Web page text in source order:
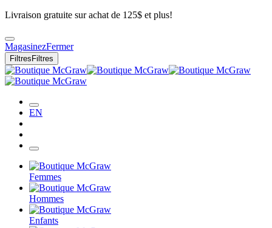
Livraison gratuite sur achat de 125$ et plus!
MagasinezFermer
Filtres Filtres
EN
Femmes
Hommes
Enfants